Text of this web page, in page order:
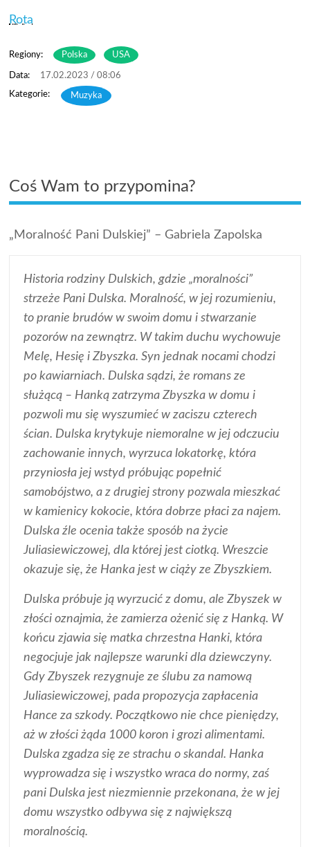
Rota
Regiony: Polska USA
17.02.2023 / 08:06
Muzyka
Coś Wam to przypomina?
„Moralność Pani Dulskiej” – Gabriela Zapolska
Historia rodziny Dulskich, gdzie „moralności”
strzeże Pani Dulska. Moralność, w jej rozumieniu,
to pranie brudów w swoim domu i stwarzanie
pozorów na zewnątrz. W takim duchu wychowuje
Melę, Hesię i Zbyszka. Syn jednak nocami chodzi
po kawiarniach. Dulska sądzi, że romans ze
służącą – Hanką zatrzyma Zbyszka w domu i
pozwoli mu się wyszumieć w zaciszu czterech
ścian. Dulska krytykuje niemoralne w jej odczuciu
zachowanie innych, wyrzuca lokatorkę, która
przyniosła jej wstyd próbując popełnić
samobójstwo, a z drugiej strony pozwala mieszkać
w kamienicy kokocie, która dobrze płaci za najem.
Dulska źle ocenia także sposób na życie
Juliasiewiczowej, dla której jest ciotką. Wreszcie
okazuje się, że Hanka jest w ciąży ze Zbyszkiem.
Dulska próbuje ją wyrzucić z domu, ale Zbyszek w
złości oznajmia, że zamierza ożenić się z Hanką. W
końcu zjawia się matka chrzestna Hanki, która
negocjuje jak najlepsze warunki dla dziewczyny.
Gdy Zbyszek rezygnuje ze ślubu za namową
Juliasiewiczowej, pada propozycja zapłacenia
Hance za szkody. Początkowo nie chce pieniędzy,
aż w złości żąda 1000 koron i grozi alimentami.
Dulska zgadza się ze strachu o skandal. Hanka
wyprowadza się i wszystko wraca do normy, zaś
pani Dulska jest niezmiennie przekonana, że w jej
domu wszystko odbywa się z największą
moralnością.